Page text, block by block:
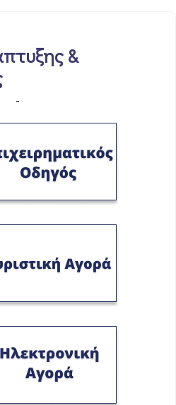
&
-